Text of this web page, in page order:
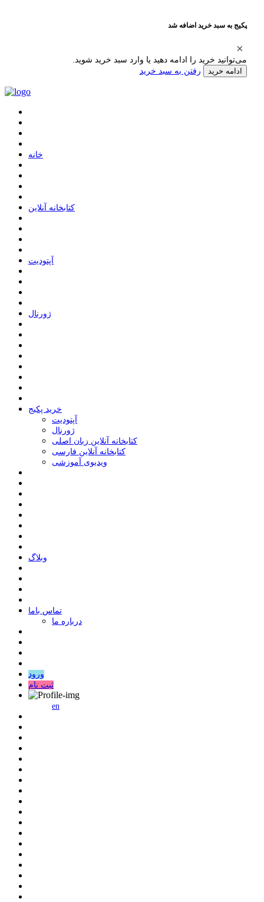
پکیج به سبد خرید اضافه شد
می‌توانید خرید را ادامه دهید یا وارد سبد خرید شوید.
ادامه خرید رفتن به سبد خرید
ﺧﺎﻧﻪ
ﮐﺘﺎﺑﺨﺎﻧﻪ ﺁﻧﻼﯾﻦ
ﺁﭘﺘﻮﺩﯾﺖ
ﮊﻭﺭﻧﺎﻝ
خرید پکیج
ﺁﭘﺘﻮﺩﯾﺖ
ﮊﻭﺭﻧﺎﻝ
کتابخانه آنلاین زبان اصلی
کتابخانه آنلاین فارسی
ویدیوی آموزشی
وبلاگ
ﺗﻤﺎﺱ ﺑﺎﻣﺎ
درباره ما
ورود
ثبت نام
en